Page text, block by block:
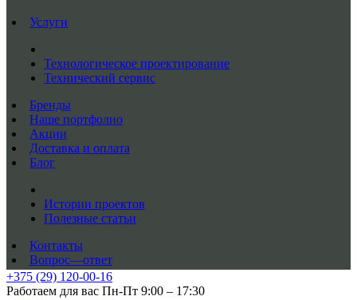
Услуги
Технологическое проектирование
Технический сервис
Бренды
Наше портфолио
Акции
Доставка и оплата
Блог
Истории проектов
Полезные статьи
Контакты
Вопрос—ответ
+375 (29) 120-00-16
Работаем для вас Пн-Пт 9:00 – 17:30